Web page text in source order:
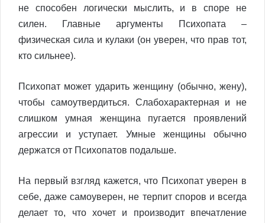
не способен логически мыслить, и в споре не
силен. Главные аргументы Психопата –
физическая сила и кулаки (он уверен, что прав тот,
кто сильнее).
Психопат может ударить женщину (обычно, жену),
чтобы самоутвердиться. Слабохарактерная и не
слишком умная женщина пугается проявлений
агрессии и уступает. Умные женщины обычно
держатся от Психопатов подальше.
На первый взгляд кажется, что Психопат уверен в
себе, даже самоуверен, не терпит споров и всегда
делает то, что хочет и производит впечатление